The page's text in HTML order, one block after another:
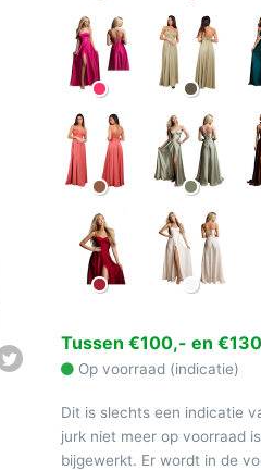
Tussen €100,- en
Op voorraad (indicatie)
Dit is slechts een indicatie
jurk niet meer op voorraad
bijgewerkt. Er wordt in de